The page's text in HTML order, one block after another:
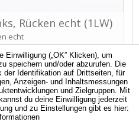
Einwilligung („OK” Klicken), um
speichern und/oder abzurufen. Die
der Identifikation auf Drittseiten, für
Anzeigen- und Inhaltsmessungen
und Zielgruppen. Mit
du deine Einwilligung jederzeit
und zu Einstellungen gibt es hier: